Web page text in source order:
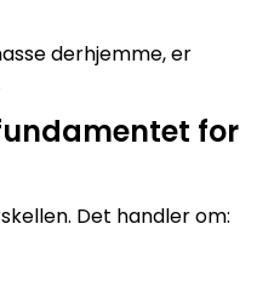
derhjemme, er
for
Det handler om: